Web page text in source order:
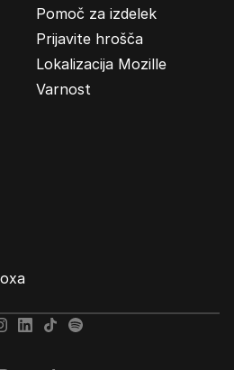
Pomoč za izdelek
Prijavite hrošča
Lokalizacija Mozille
Varnost